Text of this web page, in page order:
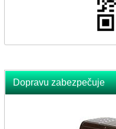
Dopravu zabezpečuje